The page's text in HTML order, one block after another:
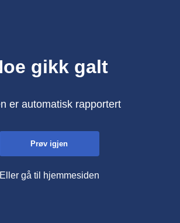
gikk galt
er automatisk rapportert
Prøv igjen
Eller gå til hjemmesiden